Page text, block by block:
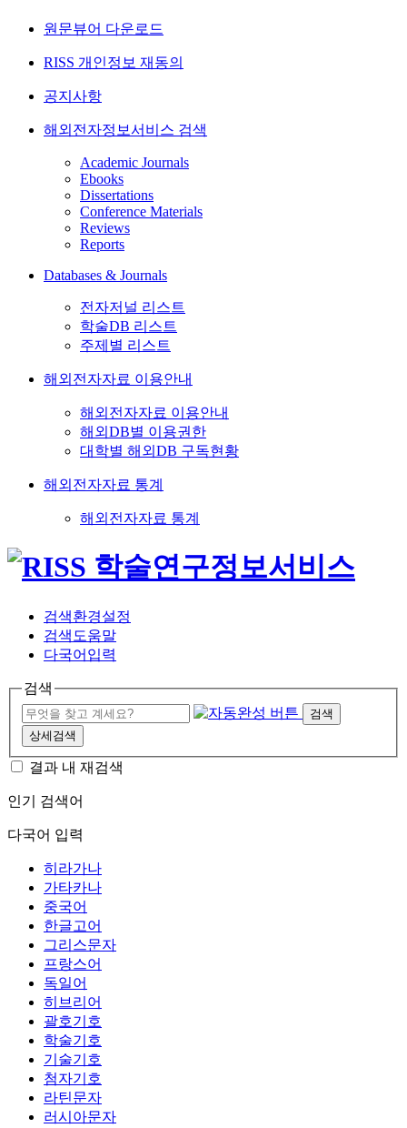
원문뷰어 다운로드
RISS 개인정보 재동의
공지사항
해외전자정보서비스 검색
Academic Journals
Ebooks
Dissertations
Conference Materials
Reviews
Reports
Databases & Journals
전자저널 리스트
학술DB 리스트
주제별 리스트
해외전자자료 이용안내
해외전자자료 이용안내
해외DB별 이용권한
대학별 해외DB 구독현황
해외전자자료 통계
해외전자자료 통계
검색환경설정
검색도움말
다국어입력
검색
검색
상세검색
결과 내 재검색
인기 검색어
다국어 입력
히라가나
가타카나
중국어
한글고어
그리스문자
프랑스어
독일어
히브리어
괄호기호
학술기호
기술기호
첨자기호
라틴문자
러시아문자